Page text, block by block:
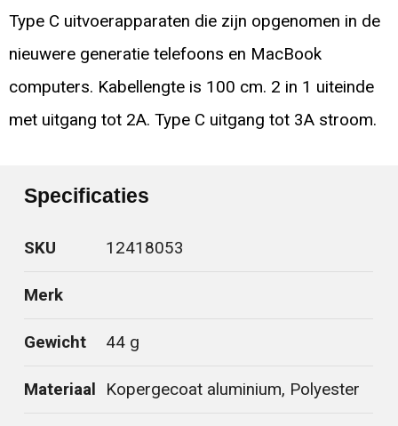
Type C uitvoerapparaten die zijn opgenomen in de
nieuwere generatie telefoons en MacBook
computers. Kabellengte is 100 cm. 2 in 1 uiteinde
met uitgang tot 2A. Type C uitgang tot 3A stroom.
Specificaties
SKU 12418053
Merk
Gewicht 44 g
Materiaal Kopergecoat aluminium, Polyester